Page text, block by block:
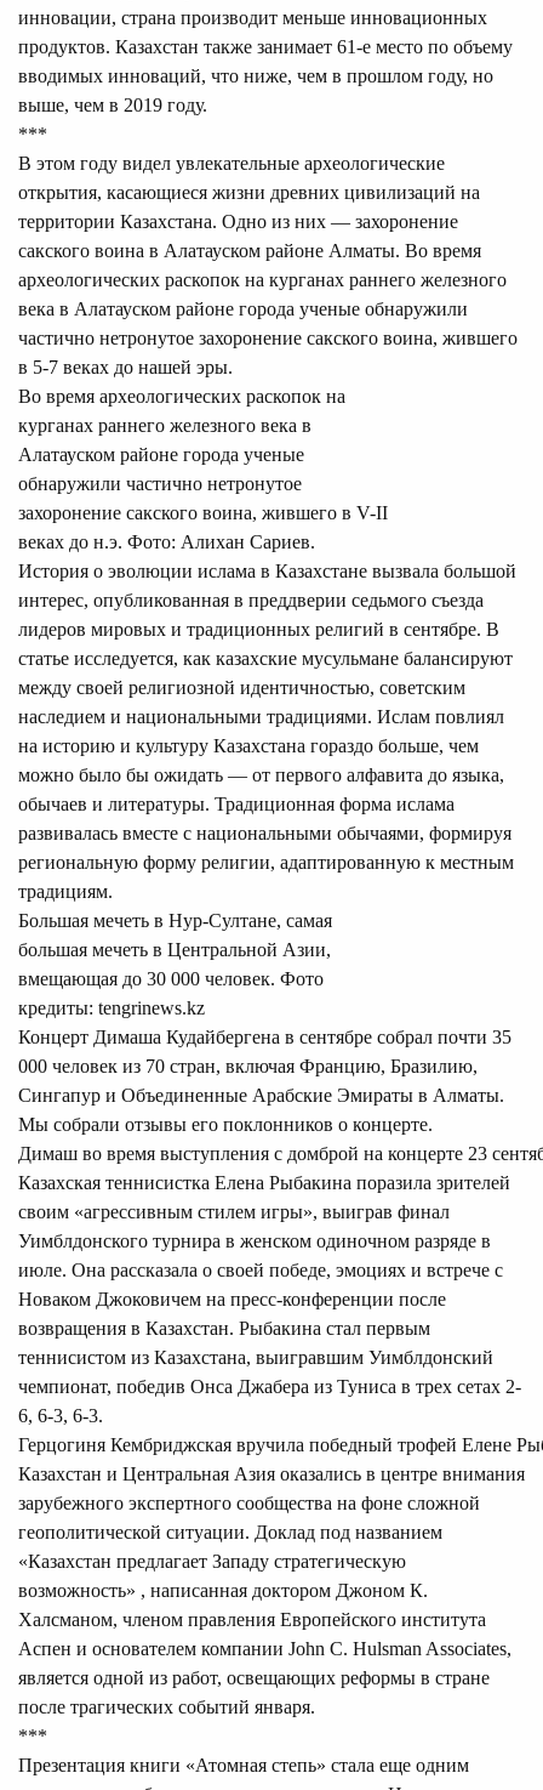
инновации, страна производит меньше инновационных
продуктов. Казахстан также занимает 61-е место по объему
вводимых инноваций, что ниже, чем в прошлом году, но
выше, чем в 2019 году.
***
В этом году видел увлекательные археологические
открытия, касающиеся жизни древних цивилизаций на
территории Казахстана. Одно из них — захоронение
сакского воина в Алатауском районе Алматы. Во время
археологических раскопок на курганах раннего железного
века в Алатауском районе города ученые обнаружили
частично нетронутое захоронение сакского воина, жившего
в 5-7 веках до нашей эры.
Во время археологических раскопок на
курганах раннего железного века в
Алатауском районе города ученые
обнаружили частично нетронутое
захоронение сакского воина, жившего в V-II
веках до н.э. Фото: Алихан Сариев.
История о эволюции ислама в Казахстане вызвала большой
интерес, опубликованная в преддверии седьмого съезда
лидеров мировых и традиционных религий в сентябре. В
статье исследуется, как казахские мусульмане балансируют
между своей религиозной идентичностью, советским
наследием и национальными традициями. Ислам повлиял
на историю и культуру Казахстана гораздо больше, чем
можно было бы ожидать — от первого алфавита до языка,
обычаев и литературы. Традиционная форма ислама
развивалась вместе с национальными обычаями, формируя
региональную форму религии, адаптированную к местным
традициям.
Большая мечеть в Нур-Султане, самая
большая мечеть в Центральной Азии,
вмещающая до 30 000 человек. Фото
кредиты: tengrinews.kz
Концерт Димаша Кудайбергена в сентябре собрал почти 35
000 человек из 70 стран, включая Францию, Бразилию,
Сингапур и Объединенные Арабские Эмираты в Алматы.
Мы собрали отзывы его поклонников о концерте.
Димаш во время выступления с домброй на концерте 23
Казахская теннисистка Елена Рыбакина поразила зрителей
своим «агрессивным стилем игры», выиграв финал
Уимблдонского турнира в женском одиночном разряде в
июле. Она рассказала о своей победе, эмоциях и встрече с
Новаком Джоковичем на пресс-конференции после
возвращения в Казахстан. Рыбакина стал первым
теннисистом из Казахстана, выигравшим Уимблдонский
чемпионат, победив Онса Джабера из Туниса в трех сетах 2-
6, 6-3, 6-3.
Герцогиня Кембриджская вручила победный трофей Елене
Казахстан и Центральная Азия оказались в центре внимания
зарубежного экспертного сообщества на фоне сложной
геополитической ситуации. Доклад под названием
«Казахстан предлагает Западу стратегическую
возможность» , написанная доктором Джоном К.
Халсманом, членом правления Европейского института
Аспен и основателем компании John C. Hulsman Associates,
является одной из работ, освещающих реформы в стране
после трагических событий января.
***
Презентация книги «Атомная степь» стала еще одним